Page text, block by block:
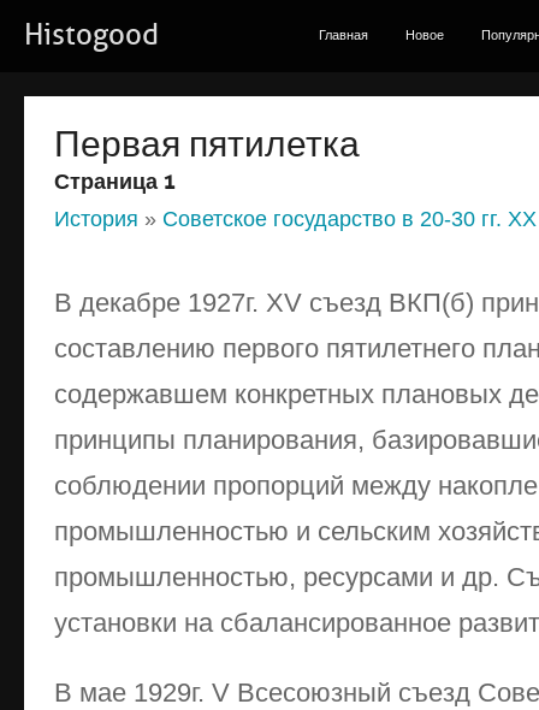
Histogood Главная Новое
Первая пятилетка
Страница 1
История » Советское государство в 20-30 гг.
В декабре 1927г. XV съезд ВКП(б)
составлению первого пятилетнего
содержавшем конкретных плановых
принципы планирования,
соблюдении пропорций между
промышленностью и сельским
промышленностью, ресурсами и др.
установки на сбалансированное
В мае 1929г. V Всесоюзный съезд